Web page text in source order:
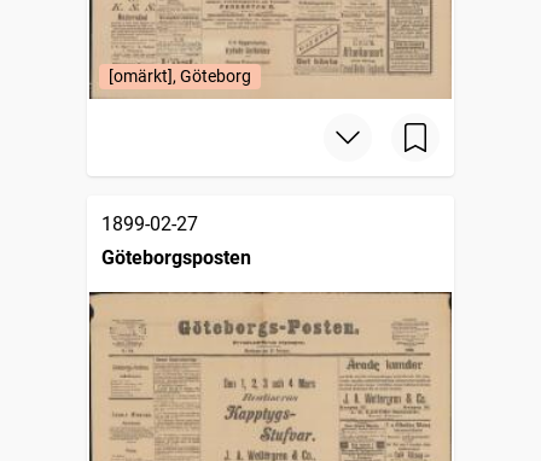
[omärkt], Göteborg
1899-02-27
Göteborgsposten